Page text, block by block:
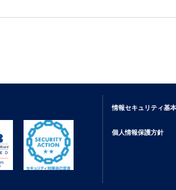
情報セキュリティ基
個人情報保護方針